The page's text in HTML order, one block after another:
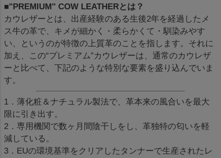
■"PREMIUM" COW LEATHERとは？
カウレザーとは、出産経験のある生後2年を経過したメ
ス牛の革で、キメが細かく・柔らかくて・馴染みやす
い、というのが特徴の上質革のことを指します。それに
加え、この“プレミアム”カウレザーは、通常のカウレザ
ーと比べて、下記のような特別な要素を盛り込んでいま
す。
1．薄化粧＆ナチュラル製法で、革本来の風合いを最大
限に引き出す。
2．専用機関で数ヶ月間陰干しをし、革独特の匂いを軽
減している。
3．EUの環境基準をクリアしたタンナーで生産されたレ